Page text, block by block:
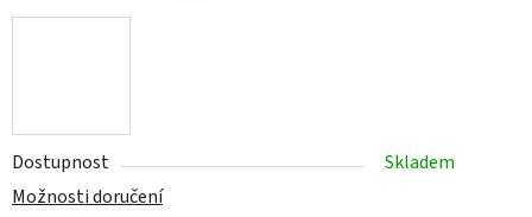
Dostupnost
Skladem
Možnosti doručení